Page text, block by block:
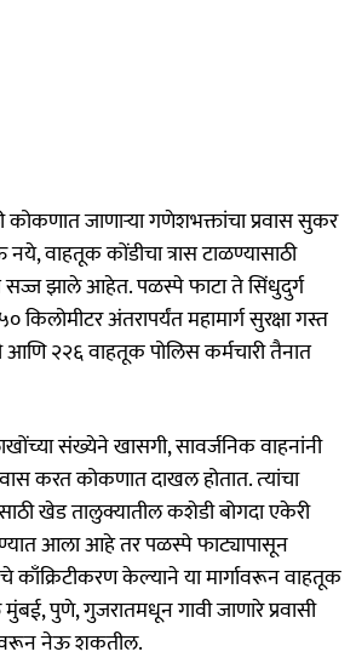
कोकणात जाणाऱ्या गणेशभक्तांचा प्रवास सुकर
नये, वाहतूक कोंडीचा त्रास टाळण्यासाठी
सज्ज झाले आहेत. पळस्पे फाटा ते सिंधुदुर्ग
किलोमीटर अंतरापर्यंत महामार्ग सुरक्षा गस्त
२२६ वाहतूक पोलिस कर्मचारी तैनात
संख्येने खासगी, सावर्जनिक वाहनांनी
करत कोकणात दाखल होतात. त्‍यांचा
खेड तालुक्यातील कशेडी बोगदा एकेरी
आला आहे तर पळस्पे फाट्यापासून
काँक्रिटीकरण केल्‍याने या मार्गावरून वाहतूक
पुणे, गुजरातमधून गावी जाणारे प्रवासी
नेऊ शकतील.